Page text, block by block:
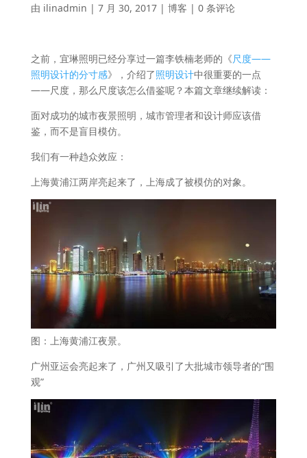
由 ilinadmin | 7 月 30, 2017| 博客 | 0 条评论
之前，宜琳照明已经分享过一篇李铁楠老师的《尺度——
照明设计的分寸感》，介绍了照明设计中很重要的一点
——尺度，那么尺度该怎么借鉴呢？本篇文章继续解读：
面对成功的城市夜景照明，城市管理者和设计师应该借
鉴，而不是盲目模仿。
我们有一种趋众效应：
上海黄浦江两岸亮起来了，上海成了被模仿的对象。
图：上海黄浦江夜景。
广州亚运会亮起来了，广州又吸引了大批城市领导者的“围
观”